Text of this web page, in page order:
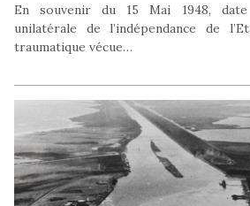
En souvenir du 15 Mai 1948,
unilatérale de l’indépendance de
traumatique vécue…